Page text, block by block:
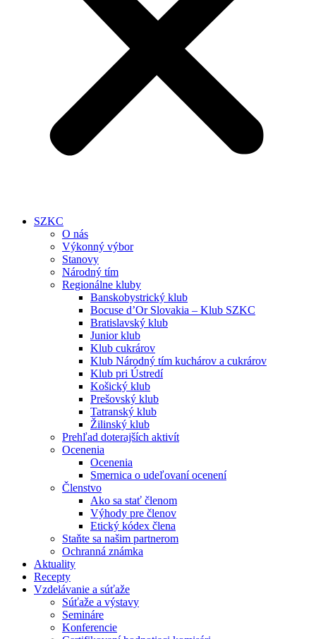
SZKC
O nás
Výkonný výbor
Stanovy
Národný tím
Regionálne kluby
Banskobystrický klub
Bocuse d’Or Slovakia – Klub SZKC
Bratislavský klub
Junior klub
Klub cukrárov
Klub Národný tím kuchárov a cukrárov
Klub pri Ústredí
Košický klub
Prešovský klub
Tatranský klub
Žilinský klub
Prehľad doterajších aktivít
Ocenenia
Ocenenia
Smernica o udeľovaní ocenení
Členstvo
Ako sa stať členom
Výhody pre členov
Etický kódex člena
Staňte sa našim partnerom
Ochranná známka
Aktuality
Recepty
Vzdelávanie a súťaže
Súťaže a výstavy
Semináre
Konferencie